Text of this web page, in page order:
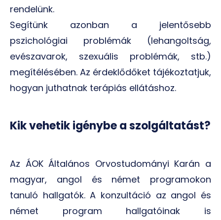
rendelünk.
Segítünk azonban a jelentősebb
pszichológiai problémák (lehangoltság,
evészavarok, szexuális problémák, stb.)
megítélésében. Az érdeklődőket tájékoztatjuk,
hogyan juthatnak terápiás ellátáshoz.
Kik vehetik igénybe a szolgáltatást?
Az ÁOK Általános Orvostudományi Karán a
magyar, angol és német programokon
tanuló hallgatók. A konzultáció az angol és
német program hallgatóinak is